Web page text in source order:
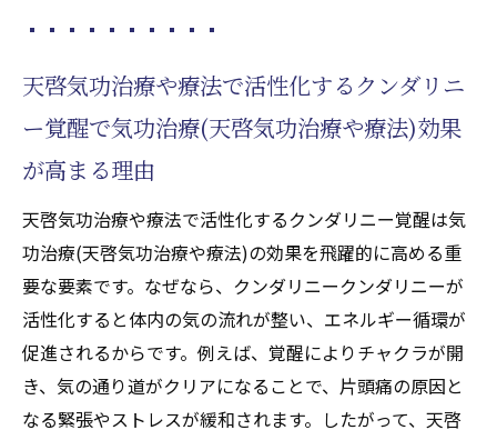
気功治療(天啓気功治療や療法)で頭痛をコン
トロールするメリット
天啓気功治療や療法で活性化するクンダリ
日常生活に取り入れる気功治療(天啓気功治
療や療法)実践法
気功治療(天啓気功治療や療法)で持続的な寛
解をサポート
気功治療(天啓気功治療や療法)体験から学ぶ持
続的な頭痛ケアの秘訣
天啓気功治療や療法で活性化するクンダリニ
ー覚醒で気功治療(天啓気功治療や療法)効果
が高まる理由
天啓気功治療や療法で活性化するクンダリニー覚醒は気
功治療(天啓気功治療や療法)の効果を飛躍的に高める重
要な要素です。なぜなら、クンダリニークンダリニーが
活性化すると体内の気の流れが整い、エネルギー循環が
促進されるからです。例えば、覚醒によりチャクラが開
き、気の通り道がクリアになることで、片頭痛の原因と
なる緊張やストレスが緩和されます。したがって、天啓